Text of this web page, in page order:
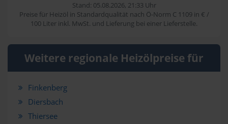
Stand: 05.08.2026, 21:33 Uhr
Preise für Heizöl in Standardqualität nach Ö-Norm C 1109 in € /
100 Liter inkl. MwSt. und Lieferung bei einer Lieferstelle.
Weitere regionale Heizölpreise für
Finkenberg
Diersbach
Thiersee